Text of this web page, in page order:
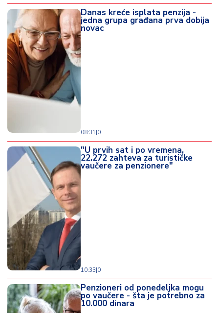
Danas kreće isplata penzija -
jedna grupa građana prva dobija
novac
08:31|0
"U prvih sat i po vremena,
22.272 zahteva za turističke
vaučere za penzionere"
10:33|0
Penzioneri od ponedeljka mogu
po vaučere - šta je potrebno za
10.000 dinara